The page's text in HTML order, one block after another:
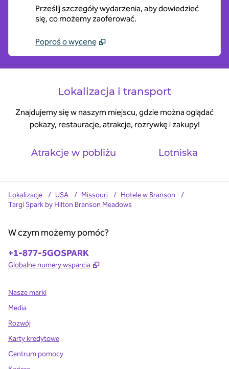
Prześlij szczegóły wydarzenia, aby dowiedzieć
się, co możemy zaoferować.
Poproś o wycenę
Lokalizacja i transport
Znajdujemy się w naszym miejscu, gdzie można oglądać
pokazy, restauracje, atrakcje, rozrywkę i zakupy!
Atrakcje w pobliżu Lotniska
Lokalizacje / USA / Missouri / Hotele w Branson
/
Targi Spark by Hilton Branson Meadows
W czym możemy pomóc?
Telefon:
+1-877-5GOSPARK
Globalne numery wsparcia ,
Nasze marki
Media
Rozwój
Karty kredytowe
Centrum pomocy